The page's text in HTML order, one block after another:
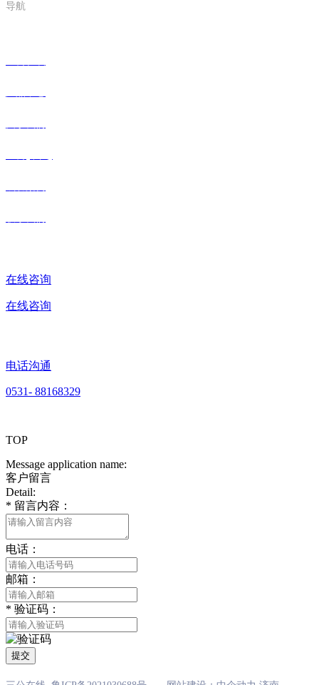
导航
在线咨询
在线咨询
电话沟通
0531- 88168329
TOP
Message application name:
客户留言
Detail:
* 留言内容：
电话：
邮箱：
* 验证码：
提交